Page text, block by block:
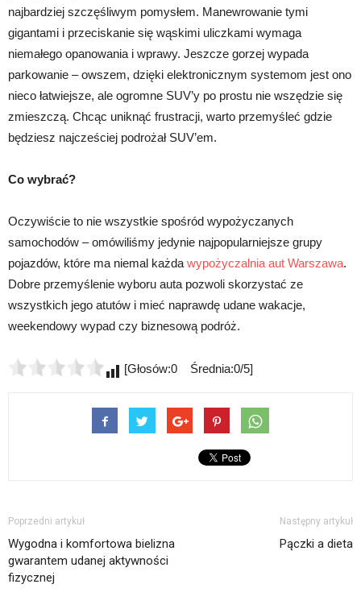
najbardziej szczęśliwym pomysłem. Manewrowanie tymi
gigantami i przeciskanie się wąskimi uliczkami wymaga
niemałego opanowania i wprawy. Jeszcze gorzej wypada
parkowanie – owszem, dzięki elektronicznym systemom jest ono
nieco łatwiejsze, ale ogromne SUV’y po prostu nie wszędzie się
zmieszczą. Chcąc uniknąć frustracji, warto przemyśleć gdzie
będziesz najcześciej podrożał SUV’em.
Co wybrać?
Oczywiście to nie wszystkie spośród wypożyczanych
samochodów – omówiliśmy jedynie najpopularniejsze grupy
pojazdów, które ma niemal każda wypożyczalnia aut Warszawa.
Dobre przemyślenie wyboru auta pozwoli skorzystać ze
wszystkich jego atutów i mieć naprawdę udane wakacje,
weekendowy wypad czy biznesową podróż.
[Głosów:0 Średnia:0/5]
Poprzedni artykuł
Wygodna i komfortowa bielizna
gwarantem udanej aktywności
fizycznej
Następny artykuł
Pączki a dieta